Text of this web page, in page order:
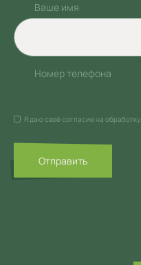
Ваше имя
Номер телефона
Отправить
Я даю своё согласие на обработку